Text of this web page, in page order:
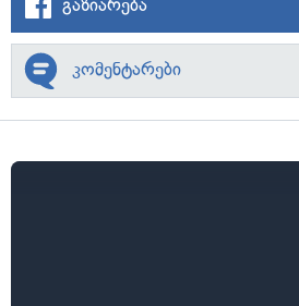
გაზიარება
კომენტარები